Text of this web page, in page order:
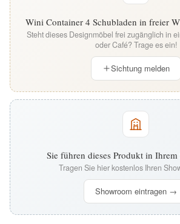
Wini Container 4 Schubladen in freier
Steht dieses Designmöbel frei zugänglich in
oder Café? Trage es ein!
Sichtung melden
Sie führen dieses Produkt in
Tragen Sie hier kostenlos Ihren
Showroom eintragen →